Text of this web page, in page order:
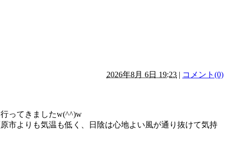
2026年8月 6日 19:23 | コメント(0)
ってきましたw(^^)w
市よりも気温も低く、日陰は心地よい風が通り抜けて気持